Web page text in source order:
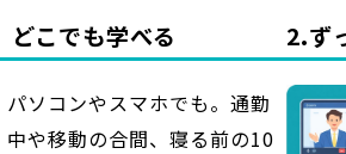
どこでも学べる
パソコンやスマホでも。通勤
中や移動の合間、寝る前の10
2.ず